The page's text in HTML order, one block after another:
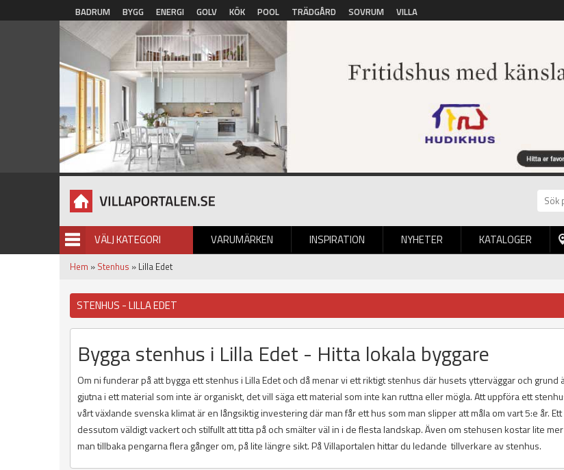
Hoppa till huvudinnehåll
BADRUM BYGG ENERGI GOLV KÖK POOL TRÄDGÅRD SOVRUM VILLA
VÄLJ KATEGORI VARUMÄRKEN INSPIRATION NYHETER
BILDGALLERI KATALOGER
Hem » Stenhus » Lilla Edet
STENHUS - LILLA EDET
Bygga stenhus i Lilla Edet - Hitta lokala byggare
Om ni funderar på att bygga ett stenhus i Lilla Edet och då menar vi ett riktigt stenhus där husets ytterväggar och grund
gjutna i ett material som inte är organiskt, det vill säga ett material som inte kan ruttna eller mögla. Att uppföra ett
vårt växlande svenska klimat är en långsiktig investering där man får ett hus som man slipper att måla om vart 5:e år.
dessutom väldigt vackert och stilfullt att titta på och smälter väl in i de flesta landskap. Även om stehusen kostar lite
man tillbaka pengarna flera gånger om, på lite längre sikt. På Villaportalen hittar du ledande tillverkare av stenhus.